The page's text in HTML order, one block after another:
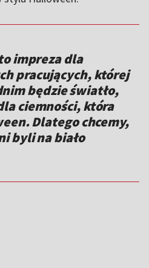
impreza dla
pracujących, której
będzie światło,
ciemności, która
Dlatego chcemy,
byli na biało